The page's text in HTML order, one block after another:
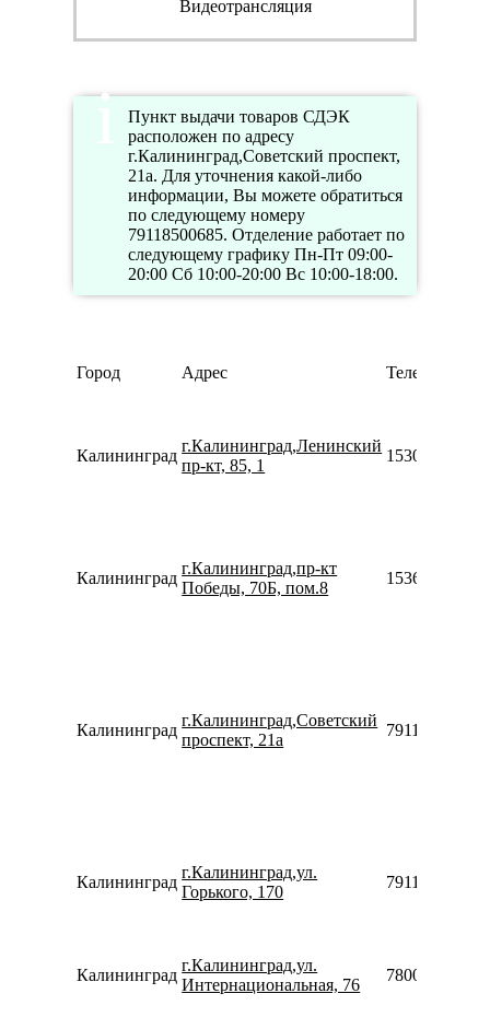
Видеотрансляция
Пункт выдачи товаров СДЭК
расположен по адресу
г.Калининград,Советский проспект,
21а. Для уточнения какой-либо
информации, Вы можете обратиться
по следующему номеру
79118500685. Отделение работает по
следующему графику Пн-Пт 09:00-
20:00 Сб 10:00-20:00 Вс 10:00-18:00.
Город Адрес Телефон
Калининград
г.Калининград,Ленинский
пр-кт, 85, 1
Калининград
г.Калининград,пр-кт
Победы, 70Б, пом.8
Калининград
г.Калининград,Советский
проспект, 21а
79118500685
Калининград
г.Калининград,ул.
Горького, 170
79118500797
Калининград
г.Калининград,ул.
Интернациональная, 76
78007753553